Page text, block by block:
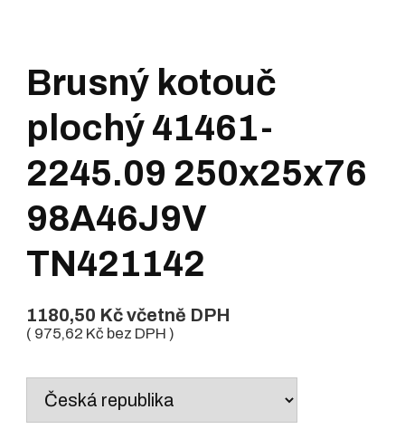
Brusný kotouč
plochý 41461-
2245.09 250x25x76
98A46J9V
TN421142
1180,50 Kčvčetně DPH
( 975,62 Kč bez DPH )
Country